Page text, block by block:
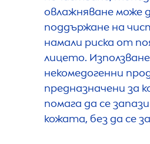
овлажняване може
поддържане на
намали риска от
лицето.
некомедогенни
предназначени за
помага да се
кожата, без да се